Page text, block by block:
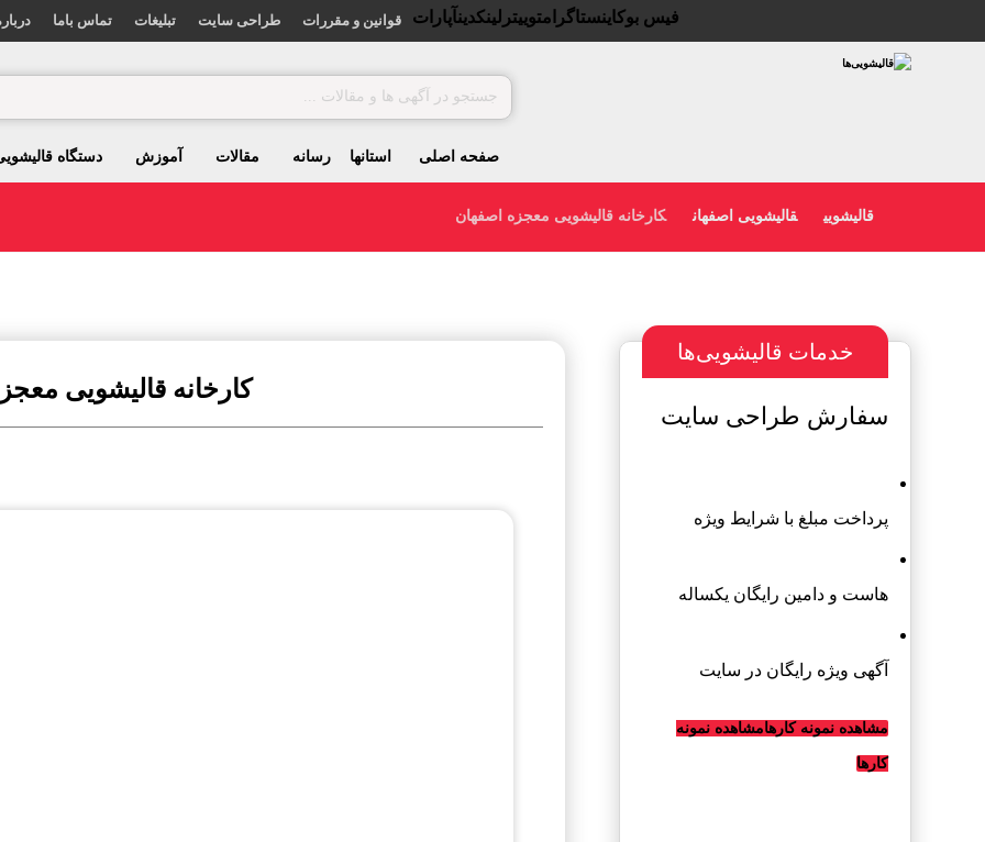
فیس بوکاینستاگرامتوییتر لینکدینآپارات تماس باما تبلیغات طراحی سایت قوانین و مقررات
صفحه اصلی استانها رسانه مقالات آموزش دستگاه
قالیشویی قالیشویی اصفهان کارخانه قالیشویی معجزه اصفهان
کارخانه قالیشویی
خدمات قالیشویی‌ها
سفارش طراحی سایت
پرداخت مبلغ با شرایط ویژه
هاست و دامین رایگان یکساله
آگهی ویژه رایگان در سایت
مشاهده نمونه کارهامشاهده نمونه
کارها